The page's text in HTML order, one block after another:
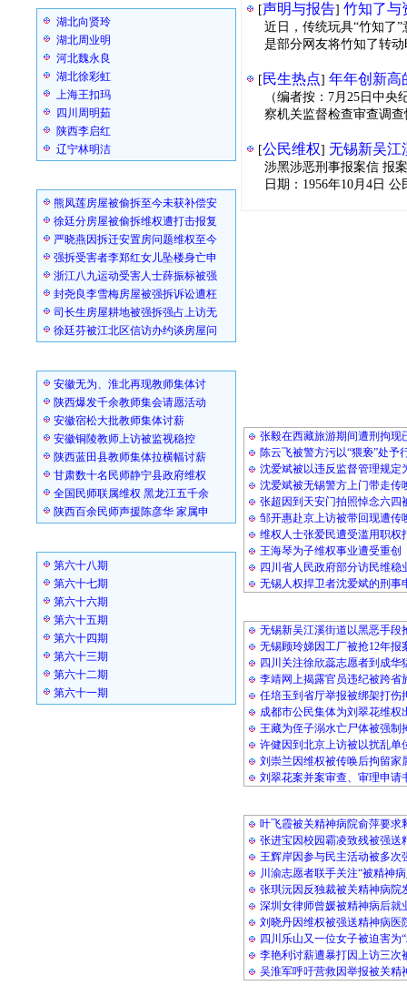
湖北向贤玲
湖北周业明
河北魏永良
湖北徐彩虹
上海王扣玛
四川周明茹
陕西李启红
⁨辽宁林明洁
熊凤莲房屋被偷拆至今未获补偿安
徐廷分房屋被偷拆维权遭打击报复
严晓燕因拆迁安置房问题维权至今
强拆受害者李郑红女儿坠楼身亡申
浙江八九运动受害人士薛振标被强
封尧良李雪梅房屋被强拆诉讼遭枉
司长生房屋耕地被强拆强占上访无
徐廷芬被江北区信访办约谈房屋问
安徽无为、淮北再现教师集体讨
陕西爆发千余教师集会请愿活动
安徽宿松大批教师集体讨薪
安徽铜陵教师上访被监视稳控
陕西蓝田县教师集体拉横幅讨薪
甘肃数十名民师静宁县政府维权
全国民师联属维权 黑龙江五千余
陕西百余民师声援陈彦华 家属申
第六十八期
第六十七期
第六十六期
第六十五期
第六十四期
第六十三期
第六十二期
第六十一期
[声明与报告] 竹知了与
近日，传统玩具“竹知了
是部分网友将竹知了转
[ 民生热点] 年年创新高
（编者按：7月25日中
察机关监督检查审查调
[公民维权] 无锡新吴江
涉黑涉恶刑事报案信 报
日期：1956年10月4日 公
张毅在西藏旅游期间遭刑拘现
陈云飞被警方污以“猥亵”处予
沈爱斌被以违反监督管理规定
沈爱斌被无锡警方上门带走传
张超因到天安门拍照悼念六四
邹开惠赴京上访被带回现遭传
维权人士张爱民遭受滥用职权
王海琴为子维权事业遭受重创
四川省人民政府部分访民维稳
无锡人权捍卫者沈爱斌的刑事
无锡新吴江溪街道以黑恶手段
无锡顾玲娣因工厂被抢12年报
四川关注徐欣蕊志愿者到成华
李靖网上揭露官员违纪被跨省
任培玉到省厅举报被绑架打伤
成都市公民集体为刘翠花维权
王藏为侄子溺水亡尸体被强制
许健因到北京上访被以扰乱单
刘崇兰因维权被传唤后拘留家
刘翠花案并案审查、审理申请
叶飞霞被关精神病院俞萍要求
张进宝因校园霸凌致残被强送
王辉岸因参与民主活动被多次
川渝志愿者联手关注“被精神
张琪沅因反独裁被关精神病院
深圳女律师曾媛被精神病后就
刘晓丹因维权被强送精神病医
四川乐山又一位女子被迫害为
李艳利讨薪遭暴打因上访三次
吴淮军呼吁营救因举报被关精